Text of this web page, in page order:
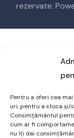
Pentru a oferi cea
uri, pentru a stoca și/
Consimțământul
cum ar fi
nu îți dai
rezervate.